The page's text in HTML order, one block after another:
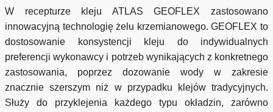
W recepturze kleju ATLAS GEOFLEX zastosowano
innowacyjną technologię żelu krzemianowego. GEOFLEX to
dostosowanie konsystencji kleju do indywidualnych
preferencji wykonawcy i potrzeb wynikających z konkretnego
zastosowania, poprzez dozowanie wody w zakresie
znacznie szerszym niż w przypadku klejów tradycyjnych.
Służy do przyklejenia każdego typu okładzin, zarówno